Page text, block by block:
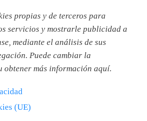
propias y de terceros para
servicios y mostrarle publicidad a
mediante el análisis de sus
Puede cambiar la
obtener más información aquí.
(UE)